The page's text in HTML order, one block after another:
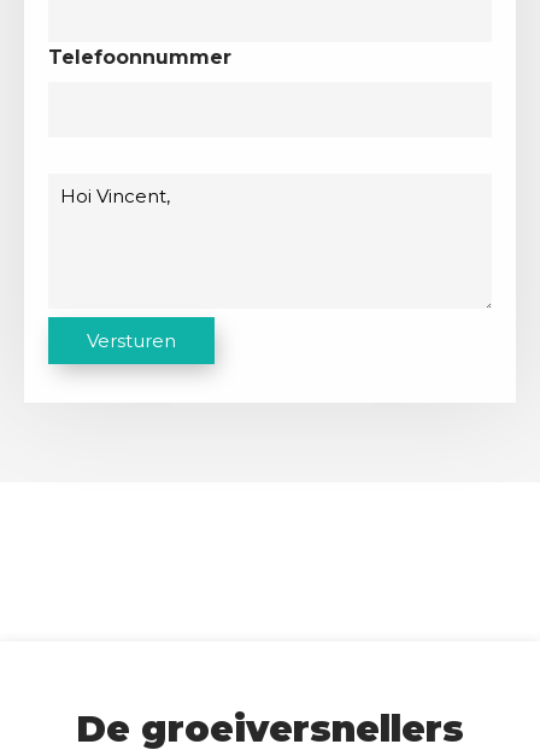
Telefoonnummer
A
Versturen
De groeiversnellers